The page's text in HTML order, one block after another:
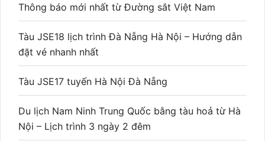
Thông báo mới nhất từ Đường sắt Việt Nam
Tàu JSE18 lịch trình Đà Nẵng Hà Nội – Hướng dẫn
đặt vé nhanh nhất
Tàu JSE17 tuyến Hà Nội Đà Nẵng
Du lịch Nam Ninh Trung Quốc bằng tàu hoả từ Hà
Nội – Lịch trình 3 ngày 2 đêm